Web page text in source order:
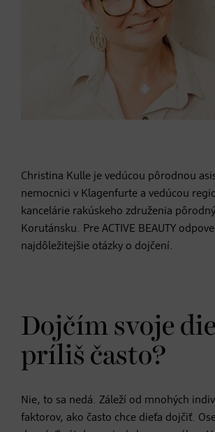
Christina Kulle je vedúcou pôrodnou
nemocnici v Klagenfurte a vedúcou
kancelárie rakúskeho združenia
Korutánsku. Pre ACTIVE BEAUTY
najdôležitejšie otázky o dojčení.
Dojčím svoje
príliš často?
Nie, to sa nedá. Záleží od mnohých
faktorov, ako často chce dieťa dojčiť.